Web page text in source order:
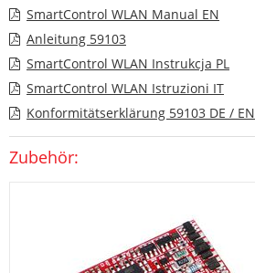
SmartControl WLAN Manual EN
Anleitung 59103
SmartControl WLAN Instrukcja PL
SmartControl WLAN Istruzioni IT
Konformitätserklärung 59103 DE / EN
Zubehör: